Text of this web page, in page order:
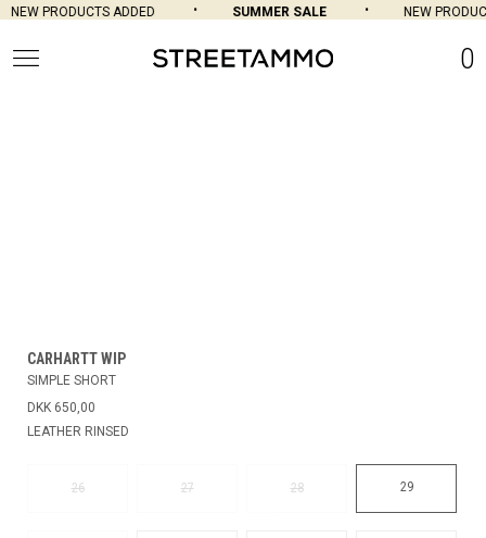
NEW PRODUCTS ADDED SUMMER SALE NEW
0
CARHARTT WIP
SIMPLE SHORT
DKK 650,00
LEATHER RINSED
26 27 28 29